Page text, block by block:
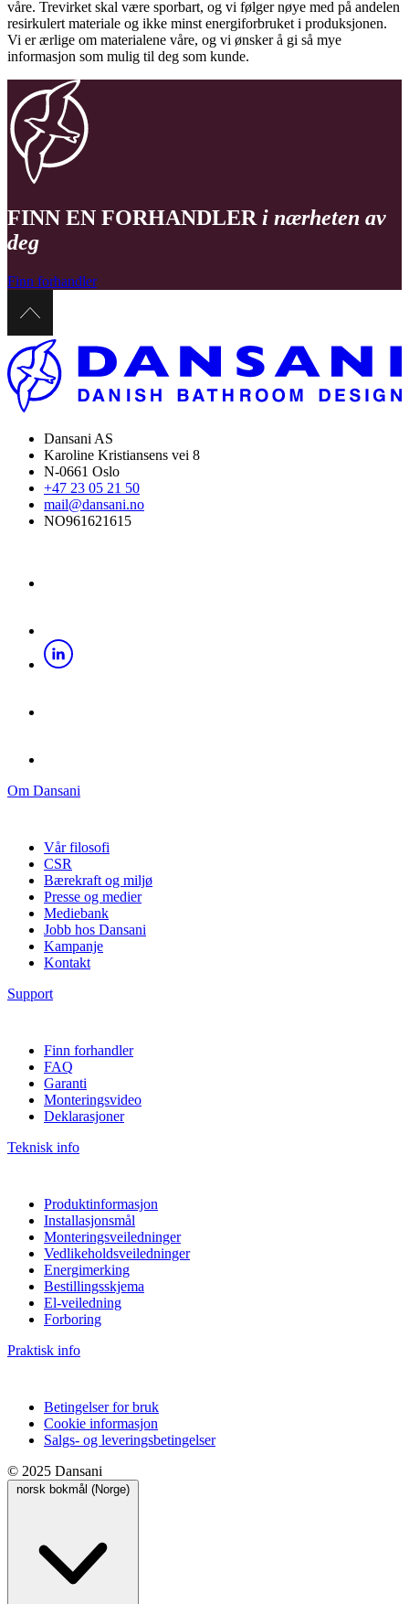
våre. Trevirket skal være sporbart, og vi følger nøye med på andelen
resirkulert materiale og ikke minst energiforbruket i produksjonen.
Vi er ærlige om materialene våre, og vi ønsker å gi så mye
informasjon som mulig til deg som kunde.
FINN EN FORHANDLER i nærheten av
deg
Finn forhandler
Dansani AS
Karoline Kristiansens vei 8
N-0661 Oslo
+47 23 05 21 50
mail@dansani.no
NO961621615
Om Dansani
Vår filosofi
CSR
Bærekraft og miljø
Presse og medier
Mediebank
Jobb hos Dansani
Kampanje
Kontakt
Support
Finn forhandler
FAQ
Garanti
Monteringsvideo
Deklarasjoner
Teknisk info
Produktinformasjon
Installasjonsmål
Monteringsveiledninger
Vedlikeholdsveiledninger
Energimerking
Bestillingsskjema
El-veiledning
Forboring
Praktisk info
Betingelser for bruk
Cookie informasjon
Salgs- og leveringsbetingelser
© 2025 Dansani
norsk bokmål (Norge)